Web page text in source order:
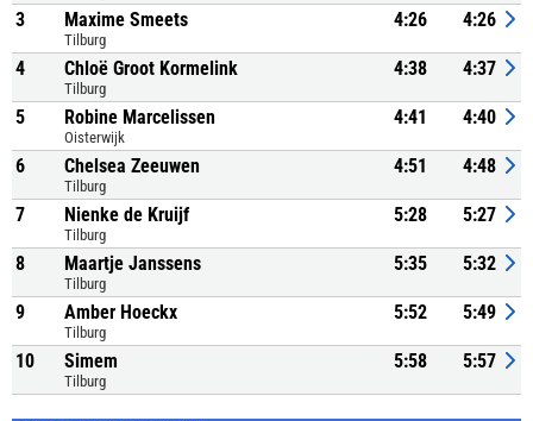
3 Maxime Smeets
Tilburg
4:26 4:26
4 Chloë Groot Kormelink
Tilburg
4:38 4:37
5 Robine Marcelissen
Oisterwijk
4:41 4:40
6 Chelsea Zeeuwen
Tilburg
4:51 4:48
7 Nienke de Kruijf
Tilburg
5:28 5:27
8 Maartje Janssens
Tilburg
5:35 5:32
9 Amber Hoeckx
Tilburg
5:52 5:49
10 Simem
Tilburg
5:58 5:57